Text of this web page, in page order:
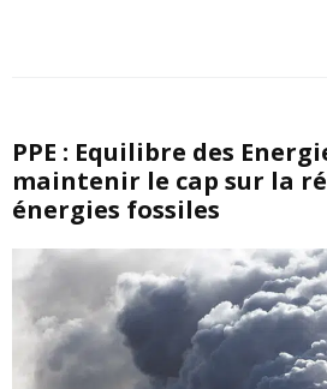
PPE : Equilibre des
maintenir le cap sur la
énergies fossiles